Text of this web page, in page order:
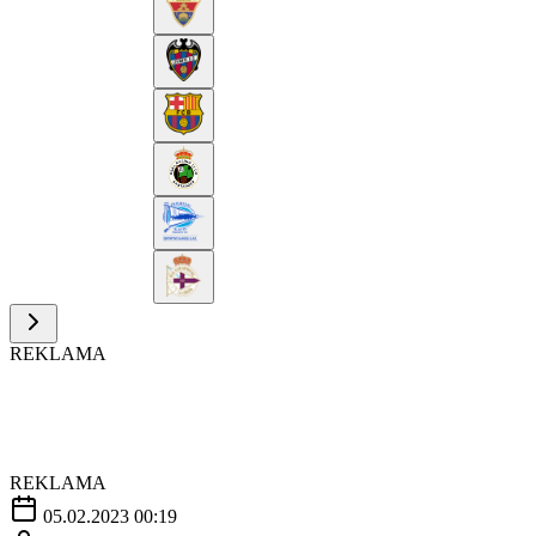
REKLAMA
REKLAMA
05.02.2023 00:19